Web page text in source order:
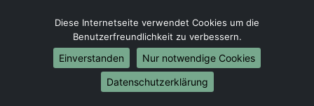
Umzüge-Deutschlandweit
Umzug von Ludwigsburg nach Berlin
Umzug von Ludwigsburg nach Hamburg
Umzug von Ludwigsburg nach München
Umzug von Ludwigsburg nach Köln
Diese Internetseite verwendet Cookies um die
Benutzerfreundlichkeit zu verbessern.
Einverstanden
Nur notwendige Cookies
Datenschutzerklärung